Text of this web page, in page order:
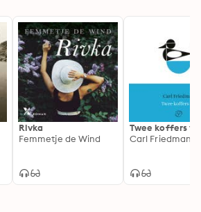
Rivka
Femmetje de Wind
Twee koffers
Carl Friedman